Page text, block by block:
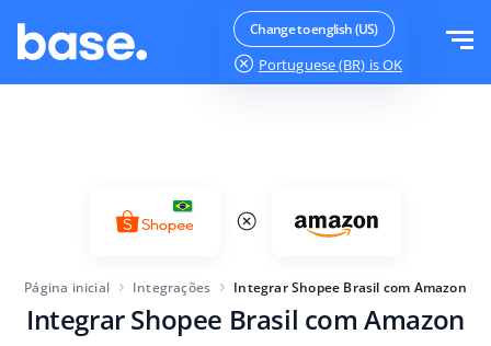
Change to english (US)
Portuguese (BR) is OK
Gerenciador de produtos
Tamanho da empresa
Para startups
Planos
Fazer login
Página inicial Integrações Integrar Shopee Brasil com Amazon
Integrar Shopee Brasil com Amazon